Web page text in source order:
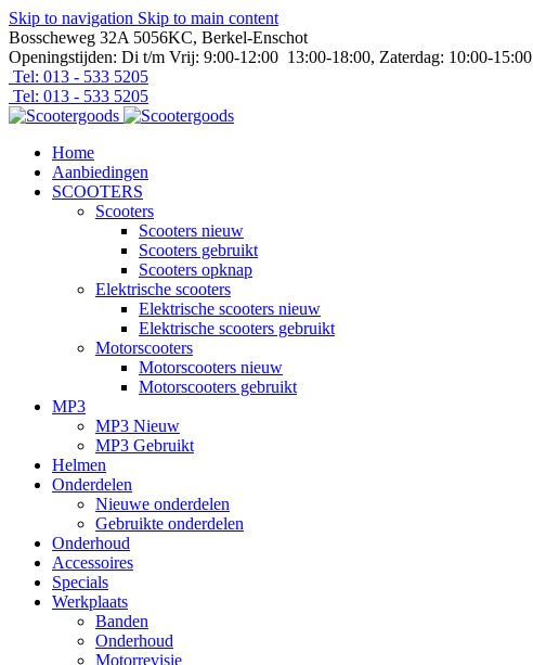
Skip to navigation Skip to main content
Bosscheweg 32A 5056KC, Berkel-Enschot
Openingstijden: Di t/m Vrij: 9:00-12:00 13:00-18:00, Zaterdag: 10:00-15:00
Tel: 013 - 533 5205
Tel: 013 - 533 5205
Home
Aanbiedingen
SCOOTERS
Scooters
Scooters nieuw
Scooters gebruikt
Scooters opknap
Elektrische scooters
Elektrische scooters nieuw
Elektrische scooters gebruikt
Motorscooters
Motorscooters nieuw
Motorscooters gebruikt
MP3
MP3 Nieuw
MP3 Gebruikt
Helmen
Onderdelen
Nieuwe onderdelen
Gebruikte onderdelen
Onderhoud
Accessoires
Specials
Werkplaats
Banden
Onderhoud
Motorrevisie